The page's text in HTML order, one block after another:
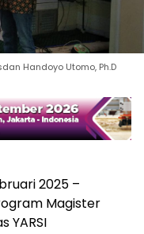
Handoyo Utomo, Ph.D
2025 –
Magister
YARSI